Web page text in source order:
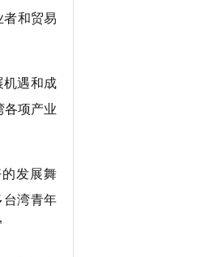
和贸易
机遇和成
各项产业
发展舞
台湾青年